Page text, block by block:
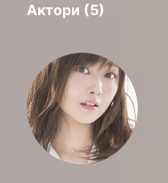
Актори (5)